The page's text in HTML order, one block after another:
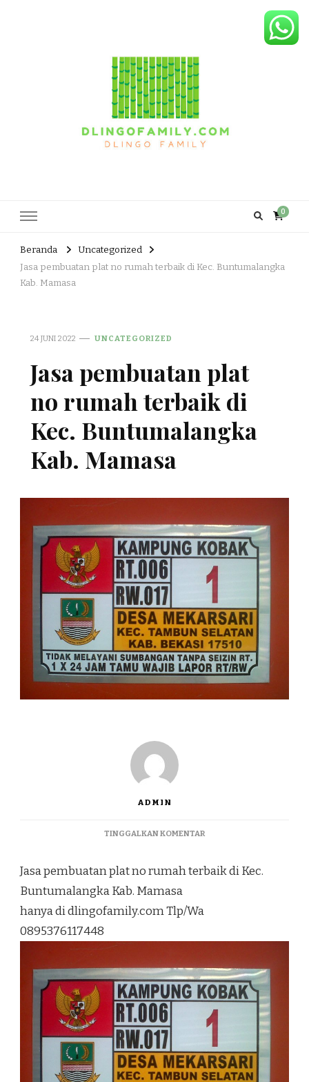
0
Beranda
Uncategorized
Jasa pembuatan plat no rumah terbaik di Kec. Buntumalangka
Kab. Mamasa
24 JUNI 2022 UNCATEGORIZED
Jasa pembuatan plat
no rumah terbaik di
Kec. Buntumalangka
Kab. Mamasa
ADMIN
TINGGALKAN KOMENTARPADA
PLAT
MAMASA
Jasa pembuatan plat no rumah terbaik di Kec.
Buntumalangka Kab. Mamasa
hanya di dlingofamily.com Tlp/Wa
0895376117448